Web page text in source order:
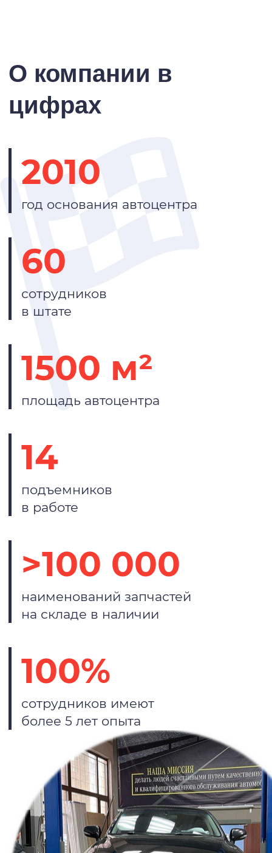
О компании в
цифрах
2010
год основания автоцентра
60
сотрудников
в штате
1500 м²
площадь автоцентра
14
подъемников
в работе
>100 000
наименований запчастей
на складе в наличии
100%
сотрудников имеют
более 5 лет опыта